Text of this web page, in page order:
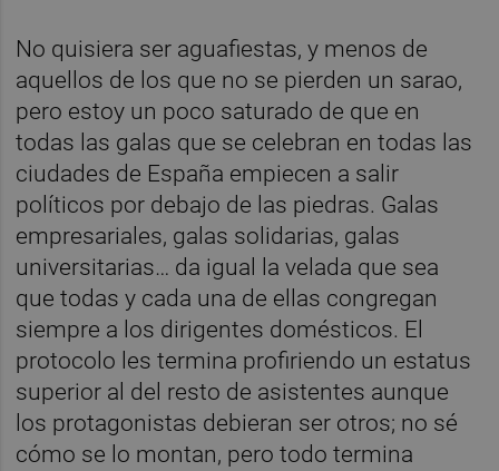
No quisiera ser aguafiestas, y menos de
aquellos de los que no se pierden un sarao,
pero estoy un poco saturado de que en
todas las galas que se celebran en todas las
ciudades de España empiecen a salir
políticos por debajo de las piedras. Galas
empresariales, galas solidarias, galas
universitarias… da igual la velada que sea
que todas y cada una de ellas congregan
siempre a los dirigentes domésticos. El
protocolo les termina profiriendo un estatus
superior al del resto de asistentes aunque
los protagonistas debieran ser otros; no sé
cómo se lo montan, pero todo termina